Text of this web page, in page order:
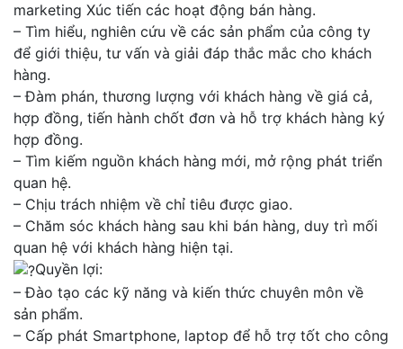
marketing Xúc tiến các hoạt động bán hàng.
– Tìm hiểu, nghiên cứu về các sản phẩm của công ty
để giới thiệu, tư vấn và giải đáp thắc mắc cho khách
hàng.
– Đàm phán, thương lượng với khách hàng về giá cả,
hợp đồng, tiến hành chốt đơn và hỗ trợ khách hàng ký
hợp đồng.
– Tìm kiếm nguồn khách hàng mới, mở rộng phát triển
quan hệ.
– Chịu trách nhiệm về chỉ tiêu được giao.
– Chăm sóc khách hàng sau khi bán hàng, duy trì mối
quan hệ với khách hàng hiện tại.
Quyền lợi:
– Đào tạo các kỹ năng và kiến thức chuyên môn về
sản phẩm.
– Cấp phát Smartphone, laptop để hỗ trợ tốt cho công